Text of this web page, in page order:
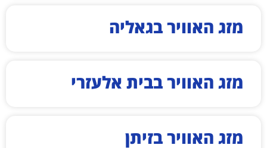
מזג האוויר בגאליה
מזג האוויר בבית אלעזרי
מזג האוויר בזיתן